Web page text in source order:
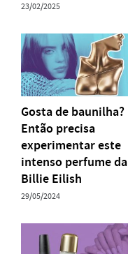
23/02/2025
Gosta de baunilha?
Então precisa
experimentar este
intenso perfume da
Billie Eilish
29/05/2024